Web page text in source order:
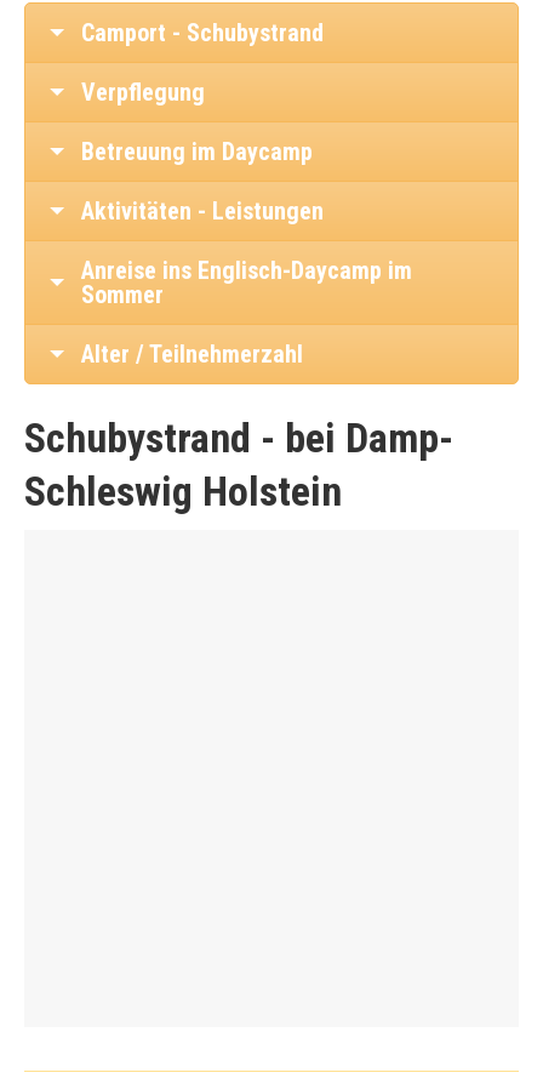
Camport - Schubystrand
Verpflegung
Betreuung im Daycamp
Aktivitäten - Leistungen
Anreise ins Englisch-Daycamp im
Sommer
Alter / Teilnehmerzahl
Schubystrand - bei Damp-
Schleswig Holstein